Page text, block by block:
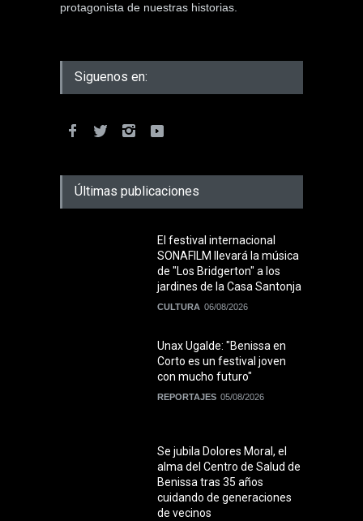
protagonista de nuestras historias.
Siguenos en:
Últimas publicaciones
El festival internacional
SONAFILM llevará la música
de "Los Bridgerton" a los
jardines de la Casa Santonja
CULTURA 06/08/2026
Unax Ugalde: "Benissa en
Corto es un festival joven
con mucho futuro"
REPORTAJES 05/08/2026
Se jubila Dolores Moral, el
alma del Centro de Salud de
Benissa tras 35 años
cuidando de generaciones
de vecinos